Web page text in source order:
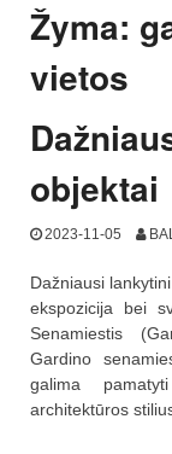
Žyma:
vietos
objektai
2023-11-05
Dažniausi
ekspozicija bei
Senamiestis
Gardino
galima
architektūros